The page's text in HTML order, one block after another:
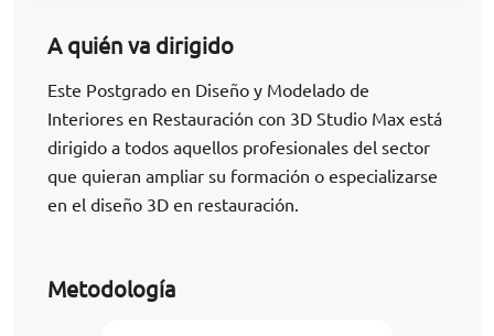
A quién va dirigido
Este Postgrado en Diseño y Modelado de
Interiores en Restauración con 3D Studio Max está
dirigido a todos aquellos profesionales del sector
que quieran ampliar su formación o especializarse
en el diseño 3D en restauración.
Metodología